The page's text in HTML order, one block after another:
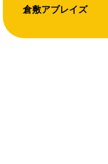
倉敷アブレイズ